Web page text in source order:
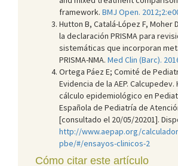
framework. BMJ Open.
Hutton B, Catalá-López F, Moher
la declaración PRISMA para
sistemáticas que incorporan
PRISMA-NMA. Med Clin (Barc).
Ortega Páez E; Comité de
Evidencia de la AEP.
cálculo epidemiológico en
Española de Pediatría de
[consultado el 20/05/20201].
http://www.aepap.org/
pbe/#/ensayos-clinicos-2
Cómo citar este artículo